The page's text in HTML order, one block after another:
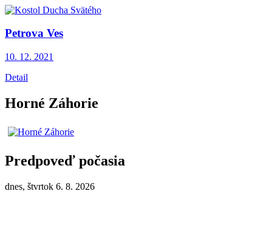
Petrova Ves
10. 12. 2021
Detail
Horné Záhorie
Predpoveď počasia
dnes, štvrtok 6. 8. 2026